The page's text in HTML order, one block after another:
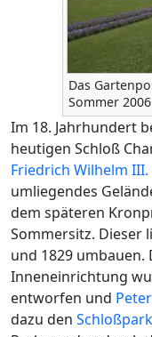
Das
Sommer 2006
Im 18. Jahrhundert
heutigen Schloß
Friedrich Wilhelm III.
umliegendes
dem späteren
Sommersitz. Dieser
und 1829 umbauen.
Inneneinrichtung
entworfen und
dazu den Schloßpark